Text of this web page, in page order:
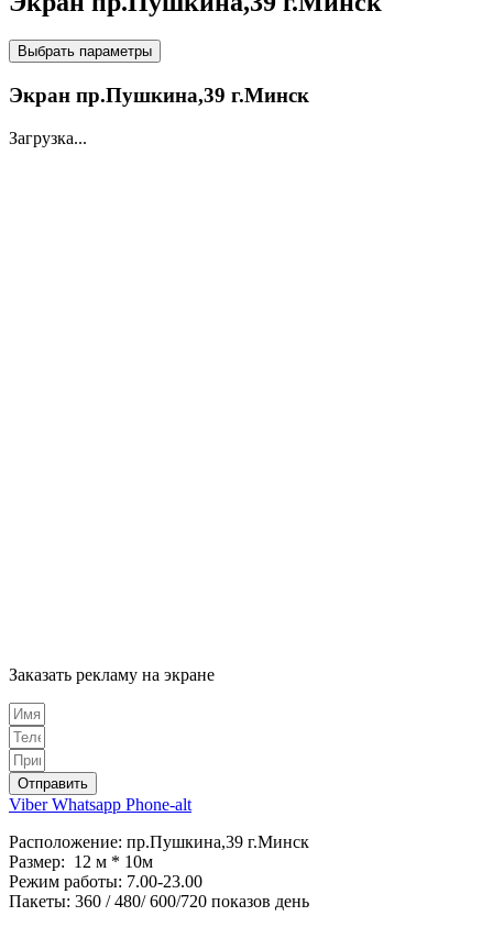
НА LED ЭКРАНАХ
Выбрать параметры
Экран пр.Пушкина,39 г.Минск
Загрузка...
Заказать рекламу на экране
Отправить
Viber Whatsapp Phone-alt
Расположение: пр.Пушкина,39 г.Минск
Размер: 12 м * 10м
Режим работы: 7.00-23.00
Пакеты: 360 / 480/ 600/720 показов день